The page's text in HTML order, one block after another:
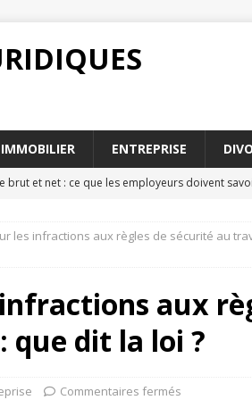
IMMOBILIER ENTREPRISE
brut et net : ce que les employeurs doivent
il distinguer différence brut et net en droit
des parties communes : quelles
les infractions aux règles de sécurité au
aux
que dit la loi ?
Commentaires fermés